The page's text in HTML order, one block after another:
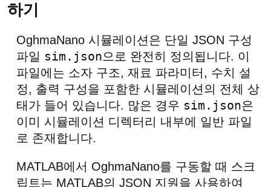
하기
OghmaNano 시뮬레이션은 단일 JSON 구성
파일 sim.json으로 완전히 정의됩니다. 이
파일에는 소자 구조, 재료 파라미터, 수치 설
정, 출력 구성을 포함한 시뮬레이션의 전체 상
태가 들어 있습니다. 많은 경우 sim.json은
이미 시뮬레이션 디렉터리 내부에 일반 파일
로 존재합니다.
MATLAB에서 OghmaNano를 구동할 때 스크
립트는 MATLAB의 JSON 지원을 사용하여